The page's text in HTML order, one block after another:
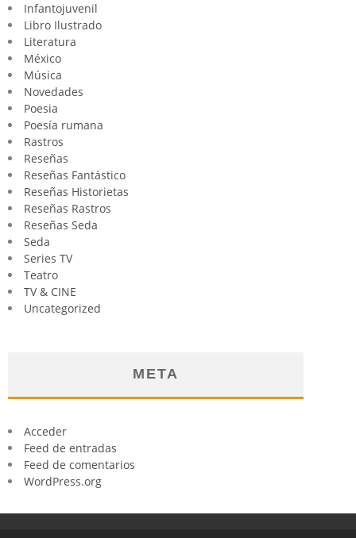
Infantojuvenil
Libro Ilustrado
Literatura
México
Música
Novedades
Poesia
Poesía rumana
Rastros
Reseñas
Reseñas Fantástico
Reseñas Historietas
Reseñas Rastros
Reseñas Seda
Seda
Series TV
Teatro
TV & CINE
Uncategorized
META
Acceder
Feed de entradas
Feed de comentarios
WordPress.org